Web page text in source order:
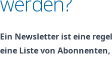
Ein Newsletter ist eine
eine Liste von